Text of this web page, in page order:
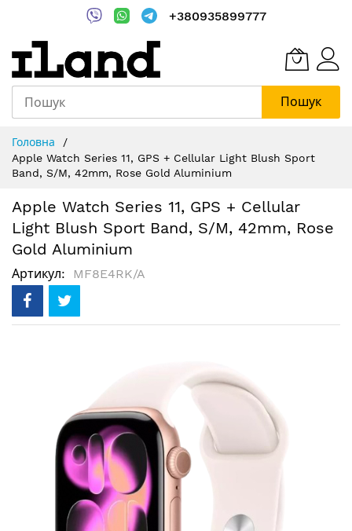
+380935899777
Пошук
Content
Головна
Apple Watch Series 11, GPS + Cellular Light Blush Sport
Band, S/M, 42mm, Rose Gold Aluminium
Apple Watch Series 11, GPS + Cellular
Light Blush Sport Band, S/M, 42mm, Rose
Gold Aluminium
Артикул MF8E4RK/A
зображень